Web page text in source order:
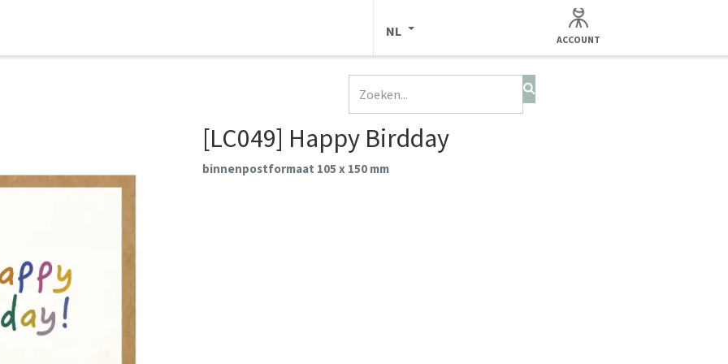
NL
ACCOUNT
[LC049] Happy Birdday
binnenpostformaat 105 x 150 mm